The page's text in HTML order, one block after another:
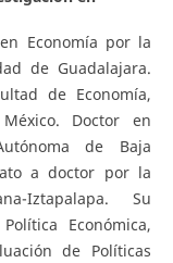
Economía por la
de Guadalajara.
de Economía,
Doctor en
de Baja
a doctor por la
Iztapalapa. Su
Económica,
de Políticas